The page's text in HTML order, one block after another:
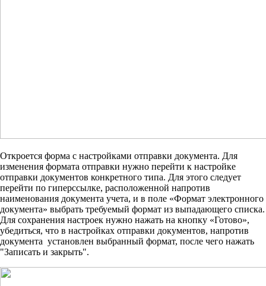
Откроется форма с настройками отправки документа. Для
изменения формата отправки нужно перейти к настройке
отправки документов конкретного типа. Для этого следует
перейти по гиперссылке, расположенной напротив
наименования документа учета, и в поле «Формат электронного
документа» выбрать требуемый формат из выпадающего списка.
Для сохранения настроек нужно нажать на кнопку «Готово»,
убедиться, что в настройках отправки документов, напротив
документа установлен выбранный формат, после чего нажать
"Записать и закрыть".